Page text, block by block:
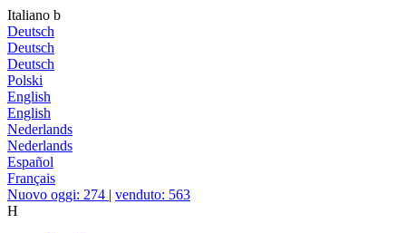
Italiano b
Deutsch
Deutsch
Deutsch
Polski
English
English
Nederlands
Nederlands
Español
Français
Nuovo oggi: 274 | venduto: 563
H